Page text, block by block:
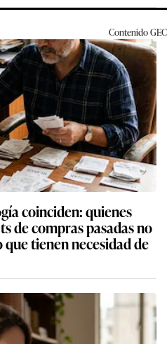
ContenidoGEC
coinciden: quienes
de compras pasadas no
tienen necesidad de